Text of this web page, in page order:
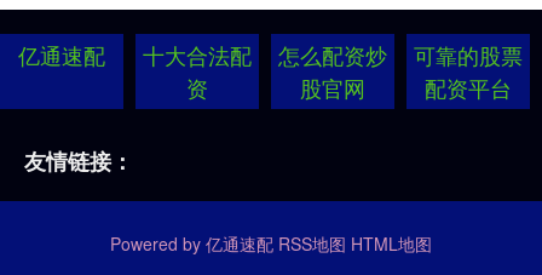
亿通速配
十大合法配
资
怎么配资炒
股官网
可靠的股票
配资平台
友情链接：
Powered by 亿通速配 RSS地图 HTML地图